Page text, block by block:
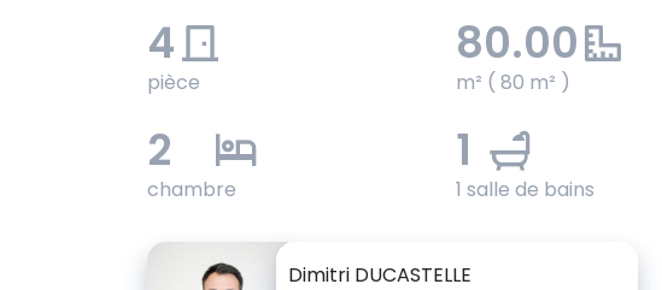
4
pièce
80.00
m² ( 80 m² )
2
chambre
1
1 salle de bains
Dimitri DUCASTELLE